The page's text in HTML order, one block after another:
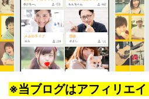
※当ブログはアフィリエ